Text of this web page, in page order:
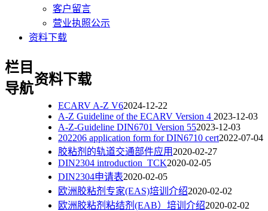
客户留言
营业执照公示
资料下载
资料下载
ECARV A-Z V62024-12-22
A-Z Guideline of the ECARV Version 4 2023-12-03
A-Z-Guideline DIN6701 Version 552023-12-03
202206 application form for DIN6710 cert2022-07-04
胶粘剂的轨道交通部件应用 2020-02-27
DIN2304 introduction_TCK2020-02-05
DIN2304申请表2020-02-05
欧洲胶粘剂专家(EAS)培训介绍2020-02-02
欧洲胶粘剂粘结剂(EAB）培训介绍2020-02-02
栏目
导航